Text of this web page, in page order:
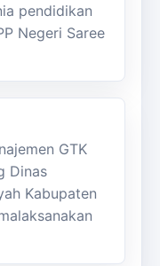
pendidikan
Negeri Saree
Timur
Julok
GTK
Dinas
Kabupaten